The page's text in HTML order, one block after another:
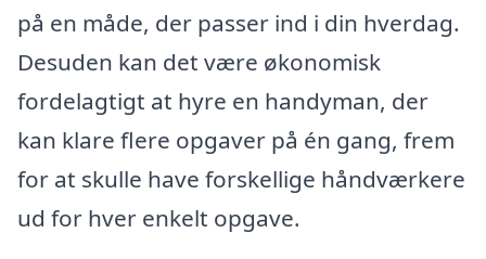
på en måde, der passer ind i din hverdag.
Desuden kan det være økonomisk
fordelagtigt at hyre en handyman, der
kan klare flere opgaver på én gang, frem
for at skulle have forskellige håndværkere
ud for hver enkelt opgave.